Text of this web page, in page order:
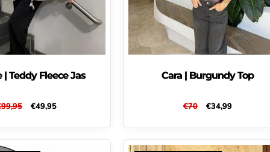
| Teddy Fleece Jas
Aanbiedingsprijs
€49,95
Cara | Burgundy Top
Normale
€70 Aanbiedingsprijs
€34,99